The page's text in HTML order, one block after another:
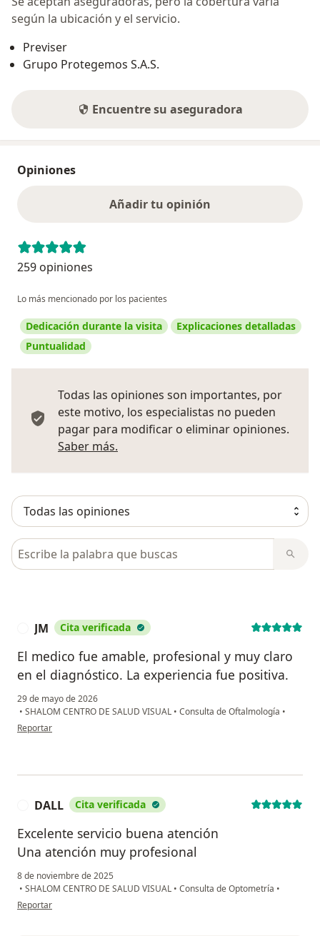
según la ubicación y el servicio.
Previser
Grupo Protegemos S.A.S.
Encuentre su aseguradora
Opiniones
Añadir tu opinión
259 opiniones
Lo más mencionado por los pacientes
Dedicación durante la visita
Explicaciones detalladas
Puntualidad
Todas las opiniones son importantes, por
este motivo, los especialistas no pueden
pagar para modificar o eliminar opiniones.
Saber más.
Busca en opiniones
JM Cita verificada
El medico fue amable, profesional y muy claro
en el diagnóstico. La experiencia fue positiva.
29 de mayo de 2026
• SHALOM CENTRO DE SALUD VISUAL • Consulta de Oftalmología •
en opinión del usuario JM
Reportar
DALL Cita verificada
Excelente servicio buena atención
Una atención muy profesional
8 de noviembre de 2025
• SHALOM CENTRO DE SALUD VISUAL • Consulta de Optometría •
en opinión del usuario DALL
Reportar